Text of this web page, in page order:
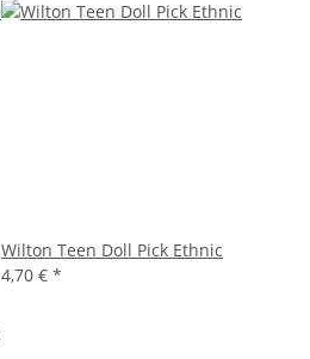
Wilton Teen Doll Pick Ethnic
4,70 € *